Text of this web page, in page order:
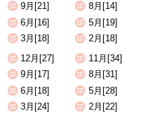
9月[21]
8月[14]
6月[16]
5月[19]
3月[18]
2月[18]
12月[27] 11月[34]
9月[17]
8月[31]
6月[18]
5月[28]
3月[24]
2月[22]